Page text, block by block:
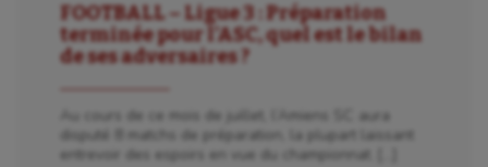
FOOTBALL – Ligue 3 : Préparation
terminée pour l’ASC, quel est le bilan
de ses adversaires ?
Au cours de ce mois de juillet, l’Amiens SC aura
disputé 8 matchs de préparation, la plupart laissant
entrevoir des espoirs en vue du championnat. […]